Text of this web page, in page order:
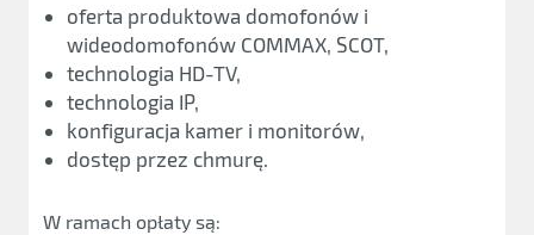
oferta produktowa domofonów i
wideodomofonów COMMAX, SCOT,
technologia HD-TV,
technologia IP,
konfiguracja kamer i monitorów,
dostęp przez chmurę.
W ramach opłaty są: